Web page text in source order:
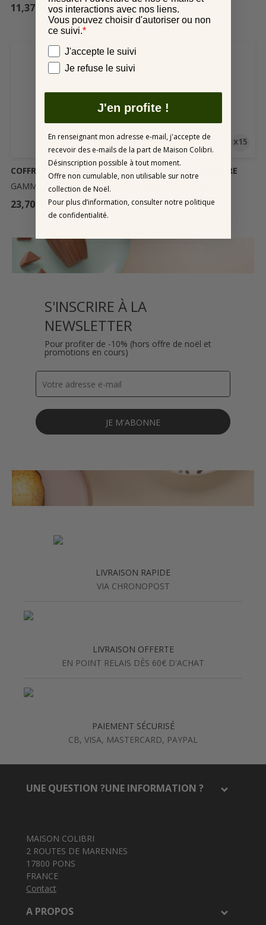
Prix
11,37 € Prix
10,43 €
x15
COFFRET NAISSANCE
GAMME ÉVÈNEMENT
Prix
23,70 €
x15
COFFRET ANNIVERSAIRE
Prix
23,70 €
S'INSCRIRE À LA
NEWSLETTER
Pour profiter de -10% (hors offre de noël et
promotions en cours)
JE M'ABONNE
LIVRAISON RAPIDE
VIA CHRONOPOST
LIVRAISON OFFERTE
EN POINT RELAIS DÈS 60€ D'ACHAT
PAIEMENT SÉCURISÉ
CB, VISA, MASTERCARD, PAYPAL
UNE QUESTION ?UNE INFORMATION ?
MAISON COLIBRI
2 ROUTES DE MARENNES
17800 PONS
FRANCE
Contact
A PROPOS
vos interactions avec nos liens.
Vous pouvez choisir d'autoriser ou non
ce suivi.*
Vos préférences
J'accepte le suivi
Je refuse le suivi
J'en profite !
En renseignant mon adresse e-mail, j'accepte de
recevoir des e-mails de la part de Maison Colibri.
Désinscription possible à tout moment.
Offre non cumulable, non utilisable sur notre
collection de Noël.
Pour plus d’information, consulter notre politique
de confidentialité.